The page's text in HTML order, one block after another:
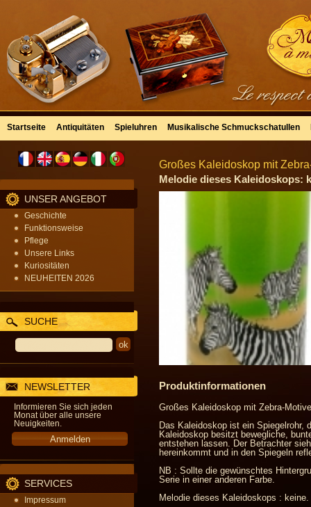
Startseite Antiquitäten Spieluhren Musikalische Schmuckschatullen
UNSER ANGEBOT
Geschichte
Funktionsweise
Pflege
Unsere Links
Kuriositäten
NEUHEITEN 2026
SUCHE
NEWSLETTER
Informieren Sie sich jeden
Monat über alle unsere
Neuigkeiten.
SERVICES
Impressum
Großes Kaleidoskop mit
Melodie dieses Kaleidoskops:
Produktinformationen
Großes Kaleidoskop mit Zebra-
Das Kaleidoskop ist ein Spiegelrohr,
Kaleidoskop besitzt bewegliche,
entstehen lassen. Der Betrachter
hereinkommt und in den Spiegeln
NB : Sollte die gewünschtes
Serie in einer anderen Farbe.
Melodie dieses Kaleidoskops : keine.